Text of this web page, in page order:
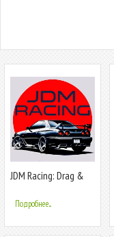
JDM Racing: Drag &
Подробнее...